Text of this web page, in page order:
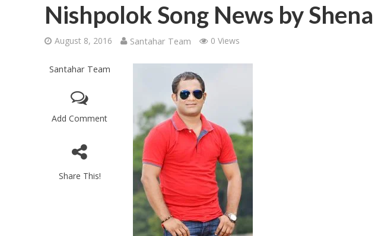
Nishpolok Song News by
August 8, 2016 Santahar Team 0 Views
Santahar Team
Add Comment
Share This!